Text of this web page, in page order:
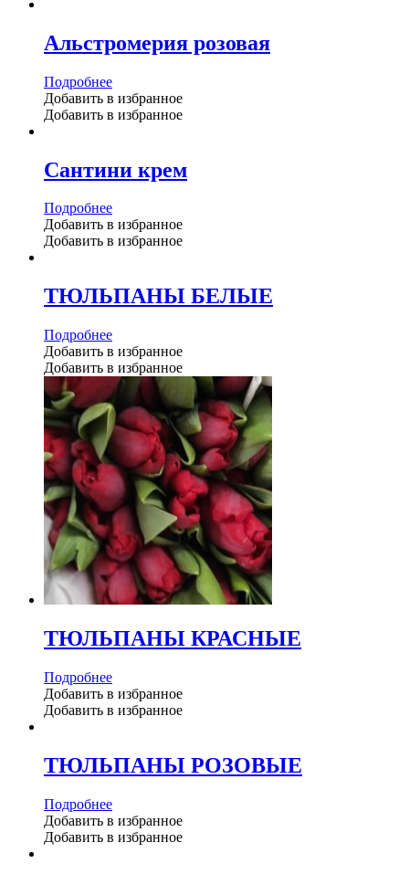
Альстромерия розовая
Подробнее
Добавить в избранное
Добавить в избранное
Сантини крем
Подробнее
Добавить в избранное
Добавить в избранное
ТЮЛЬПАНЫ БЕЛЫЕ
Подробнее
Добавить в избранное
Добавить в избранное
ТЮЛЬПАНЫ КРАСНЫЕ
Подробнее
Добавить в избранное
Добавить в избранное
ТЮЛЬПАНЫ РОЗОВЫЕ
Подробнее
Добавить в избранное
Добавить в избранное